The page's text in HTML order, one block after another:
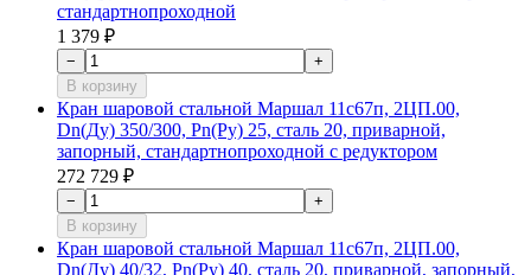
стандартнопроходной
1 379 ₽
−
+
В корзину
Кран шаровой стальной Маршал 11с67п, 2ЦП.00,
Dn(Ду) 350/300, Рn(Ру) 25, сталь 20, приварной,
запорный, стандартнопроходной с редуктором
272 729 ₽
−
+
В корзину
Кран шаровой стальной Маршал 11с67п, 2ЦП.00,
Dn(Ду) 40/32, Рn(Ру) 40, сталь 20, приварной, запорный,